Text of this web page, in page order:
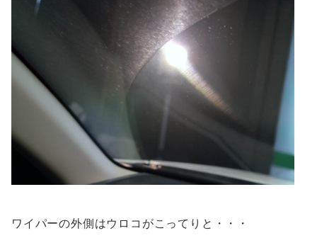
ワイパーの外側はウロコがこってりと・・・